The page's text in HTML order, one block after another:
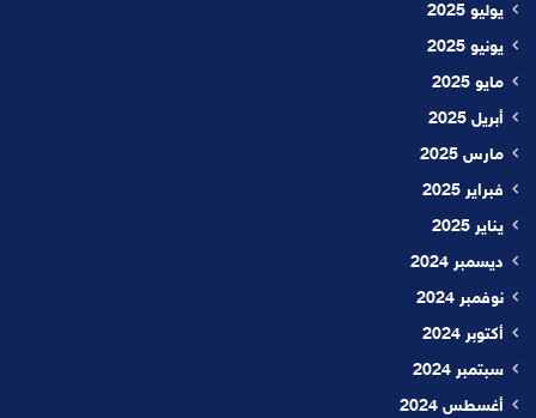
يوليو 2025
يونيو 2025
مايو 2025
أبريل 2025
مارس 2025
فبراير 2025
يناير 2025
ديسمبر 2024
نوفمبر 2024
أكتوبر 2024
سبتمبر 2024
أغسطس 2024